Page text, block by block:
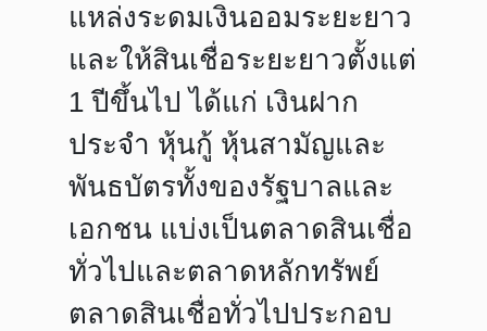
แหล่งระดมเงินออมระยะยาว
และให้สินเชื่อระยะยาวตั้งแต่
1 ปีขึ้นไป ได้แก่ เงินฝาก
ประจำ หุ้นกู้ หุ้นสามัญและ
พันธบัตรทั้งของรัฐบาลและ
เอกชน แบ่งเป็นตลาดสินเชื่อ
ทั่วไปและตลาดหลักทรัพย์
ตลาดสินเชื่อทั่วไปประกอบ